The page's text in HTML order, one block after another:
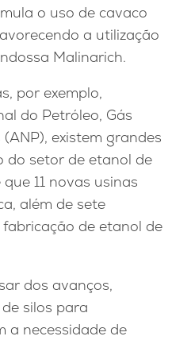
o uso de cavaco
a utilização
Malinarich.
por exemplo,
do Petróleo, Gás
existem grandes
do setor de etanol de
11 novas usinas
além de sete
de etanol de
dos avanços,
silos para
a necessidade de